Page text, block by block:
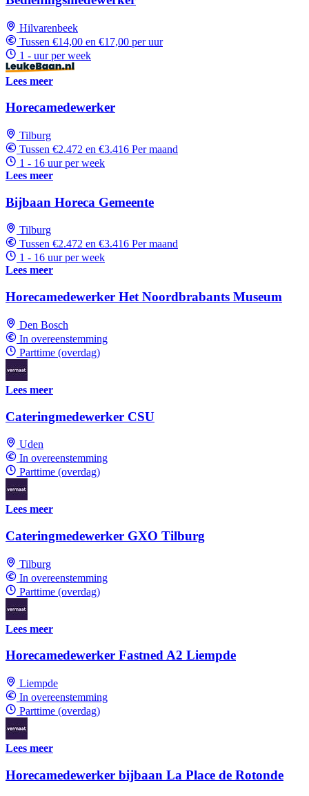
Hilvarenbeek
Tussen €14,00 en €17,00 per uur
1 - uur per week
Lees meer
Horecamedewerker
Tilburg
Tussen €2.472 en €3.416 Per maand
1 - 16 uur per week
Lees meer
Bijbaan Horeca Gemeente
Tilburg
Tussen €2.472 en €3.416 Per maand
1 - 16 uur per week
Lees meer
Horecamedewerker Het Noordbrabants Museum
Den Bosch
In overeenstemming
Parttime (overdag)
Lees meer
Cateringmedewerker CSU
Uden
In overeenstemming
Parttime (overdag)
Lees meer
Cateringmedewerker GXO Tilburg
Tilburg
In overeenstemming
Parttime (overdag)
Lees meer
Horecamedewerker Fastned A2 Liempde
Liempde
In overeenstemming
Parttime (overdag)
Lees meer
Horecamedewerker bijbaan La Place de Rotonde